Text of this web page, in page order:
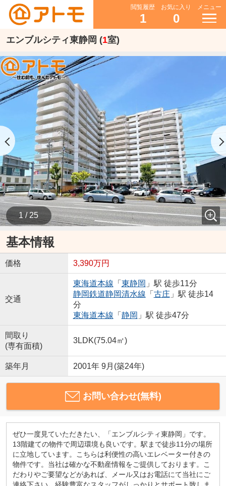
閲覧履歴
1
お気に入り
0
メニュー
エンブルシティ東静岡 (1室)
1 / 25
基本情報
価格 3,390万円
交通
東海道本線 「 東静岡 」駅 徒歩11分
静岡鉄道静岡清水線 「 古庄 」駅 徒歩14
分
東海道本線 「 静岡 」駅 徒歩47分
間取り
(専有面積)
3LDK(75.04㎡)
築年月 2001年 9月(築24年)
お問い合わせ(無料)
ぜひ一度見ていただきたい、「エンブルシティ東静岡」です。
13階建ての物件で周辺環境も良いです。駅まで徒歩11分の場所
に立地しています。こちらは利便性の高いエレベーター付きの
物件です。当社は確かな不動産情報をご提供しております。こ
だわりやご要望などがあれば、メール又はお電話にて当社にご